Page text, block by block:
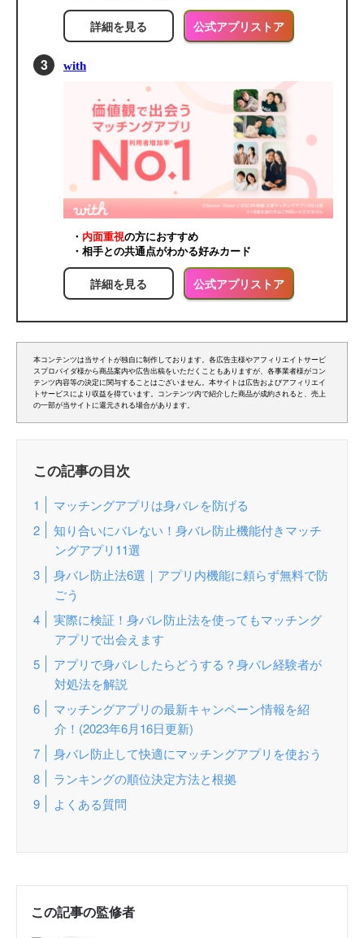
詳細を見る 公式アプリストア
with
・ 内面重視の方におすすめ
・相手との共通点がわかる好みカード
詳細を見る 公式アプリストア
本コンテンツは当サイトが独自に制作しております。各広告主様やアフィリエイトサービ
スプロバイダ様から商品案内や広告出稿をいただくこともありますが、各事業者様がコン
テンツ内容等の決定に関与することはございません。本サイトは広告およびアフィリエイ
トサービスにより収益を得ています。コンテンツ内で紹介した商品が成約されると、売上
の一部が当サイトに還元される場合があります。
この記事の目次
マッチングアプリは身バレを防げる
知り合いにバレない！身バレ防止機能付きマッチ
ングアプリ11選
身バレ防止法6選｜アプリ内機能に頼らず無料で防
ごう
実際に検証！身バレ防止法を使ってもマッチング
アプリで出会えます
アプリで身バレしたらどうする？身バレ経験者が
対処法を解説
マッチングアプリの最新キャンペーン情報を紹
介！(2023年6月16日更新)
身バレ防止して快適にマッチングアプリを使おう
ランキングの順位決定方法と根拠
よくある質問
この記事の監修者